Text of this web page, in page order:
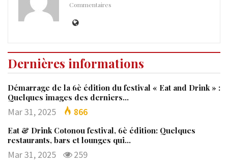
Commentaires
Dernières informations
Démarrage de la 6è édition du festival « Eat and Drink » :
Quelques images des derniers…
Mar 31, 2025 866
Eat & Drink Cotonou festival, 6è édition: Quelques
restaurants, bars et lounges qui…
Mar 31, 2025 259